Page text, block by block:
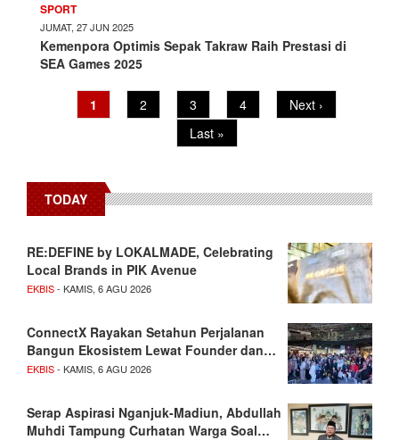
SPORT
JUMAT, 27 JUN 2025
Kemenpora Optimis Sepak Takraw Raih Prestasi di
SEA Games 2025
PaginationCurrent
page
1 Page
2 Page
3 Page
4
Next
page
Next ›
Last
page
Last »
TODAY
RE:DEFINE by LOKALMADE, Celebrating
Local Brands in PIK Avenue
EKBIS- KAMIS, 6 AGU 2026
ConnectX Rayakan Setahun Perjalanan
Bangun Ekosistem Lewat Founder dan…
EKBIS- KAMIS, 6 AGU 2026
Serap Aspirasi Nganjuk-Madiun, Abdullah
Muhdi Tampung Curhatan Warga Soal…